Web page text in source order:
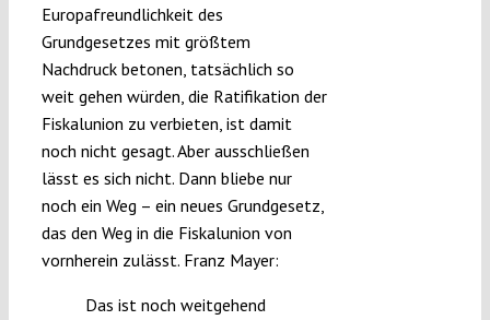
Europafreundlichkeit des
Grundgesetzes mit größtem
Nachdruck betonen, tatsächlich so
weit gehen würden, die Ratifikation der
Fiskalunion zu verbieten, ist damit
noch nicht gesagt. Aber ausschließen
lässt es sich nicht. Dann bliebe nur
noch ein Weg – ein neues Grundgesetz,
das den Weg in die Fiskalunion von
vornherein zulässt. Franz Mayer:
Das ist noch weitgehend